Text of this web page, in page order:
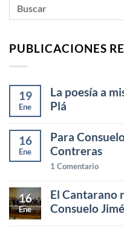
PUBLICACIONES
19
Ene
La poesía a
Plá
16
Ene
Para
Contreras
1 Comentario
16
Ene
El Cantarano
Consuelo